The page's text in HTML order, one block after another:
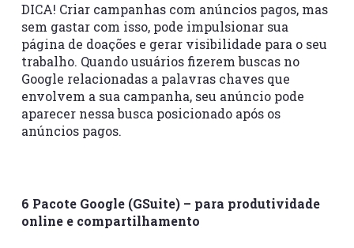
DICA! Criar campanhas com anúncios pagos, mas
sem gastar com isso, pode impulsionar sua
página de doações e gerar visibilidade para o seu
trabalho. Quando usuários fizerem buscas no
Google relacionadas a palavras chaves que
envolvem a sua campanha, seu anúncio pode
aparecer nessa busca posicionado após os
anúncios pagos.
6 Pacote Google (GSuite) – para produtividade
online e compartilhamento